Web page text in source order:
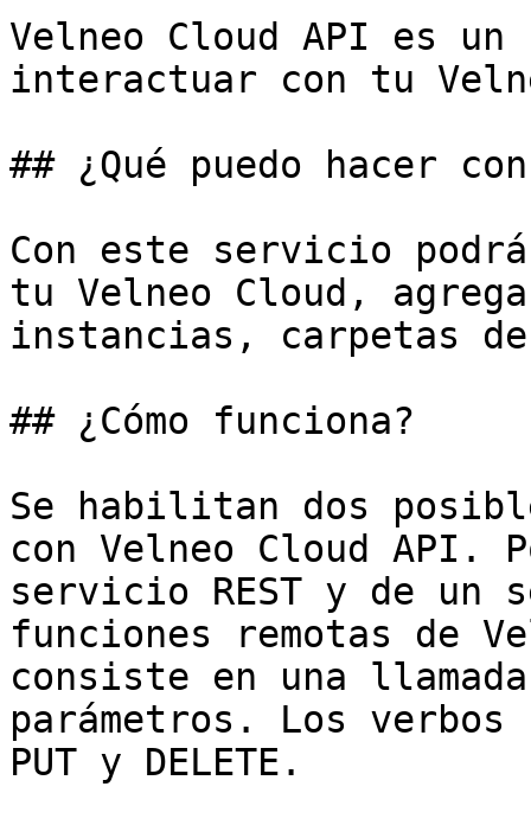
Velneo Cloud API es
interactuar con tu
## ¿Qué puedo hacer
Con este servicio
tu Velneo Cloud,
instancias, carpetas
## ¿Cómo funciona?
Se habilitan dos
con Velneo Cloud API.
servicio REST y de un
funciones remotas de
consiste en una
parámetros. Los verbos
PUT y DELETE.